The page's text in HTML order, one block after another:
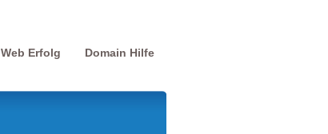
Web Erfolg Domain Hilfe